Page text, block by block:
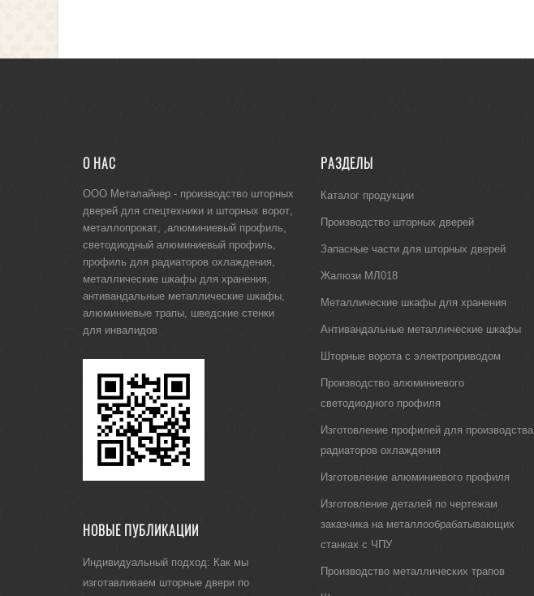
О НАС
ООО Металайнер - производство шторных
дверей для спецтехники и шторных ворот
металлопрокат
алюминиевый профиль
светодиодный алюминиевый профиль
профиль для радиаторов охлаждения
металлические шкафы для хранения
антивандальные металлические шкафы
алюминиевые трапы шведские стенки
для инвалидов
НОВЫЕ ПУБЛИКАЦИИ
Индивидуальный подход: Как мы
изготавливаем шторные двери по
РАЗДЕЛЫ
Каталог продукции
Производство шторных дверей
Запасные части для шторных дверей
Жалюзи МЛ018
Металлические шкафы для хранения
Антивандальные металлические шкафы
Шторные ворота с электроприводом
Производство алюминиевого
светодиодного профиля
Изготовление профилей для производства
радиаторов охлаждения
Изготовление алюминиевого профиля
Изготовление деталей по чертежам
заказчика на металлообрабатывающих
станках с ЧПУ
Производство металлических трапов